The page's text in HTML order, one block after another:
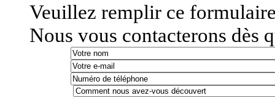
Veuillez remplir ce
Nous vous contacterons dès